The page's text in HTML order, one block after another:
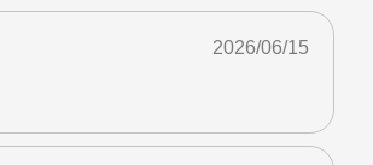
2026/06/15